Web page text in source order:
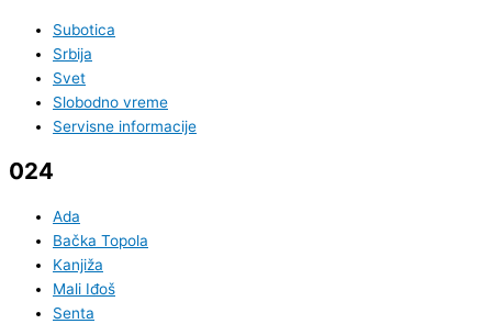
Subotica
Srbija
Svet
Slobodno vreme
Servisne informacije
024
Ada
Bačka Topola
Kanjiža
Mali Iđoš
Senta